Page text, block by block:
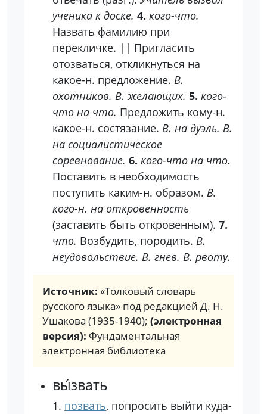
ученика к доске. 4. кого-что.
Назвать фамилию при
перекличке. || Пригласить
отозваться, откликнуться на
какое-н. предложение. В.
охотников. В. желающих. 5. кого-
что на что. Предложить кому-н.
какое-н. состязание. В. на дуэль. В.
на социалистическое
соревнование. 6. кого-что на что.
Поставить в необходимость
поступить каким-н. образом. В.
кого-н. на откровенность
(заставить быть откровенным). 7.
что. Возбудить, породить. В.
неудовольствие. В. гнев. В. рвоту.
Источник: «Толковый словарь
русского языка» под редакцией Д. Н.
Ушакова (1935-1940); (электронная
версия): Фундаментальная
электронная библиотека
вы́звать
1. позвать, попросить выйти куда-